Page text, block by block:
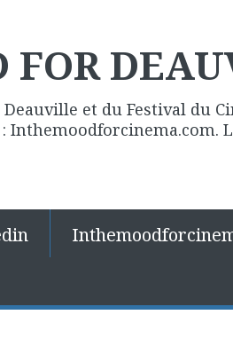
FOR
et du Festival du